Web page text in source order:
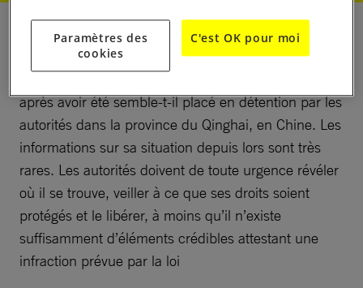
Choktrul Dorje Ten Rinpoche, responsable religieux
tibétain, également à la tête d’un établissement
après avoir été semble-t-il placé en détention par les
autorités dans la province du Qinghai, en Chine. Les
informations sur sa situation depuis lors sont très
rares. Les autorités doivent de toute urgence révéler
où il se trouve, veiller à ce que ses droits soient
protégés et le libérer, à moins qu’il n’existe
suffisamment d’éléments crédibles attestant une
infraction prévue par la loi
Paramètres des
cookies
C'est OK pour moi